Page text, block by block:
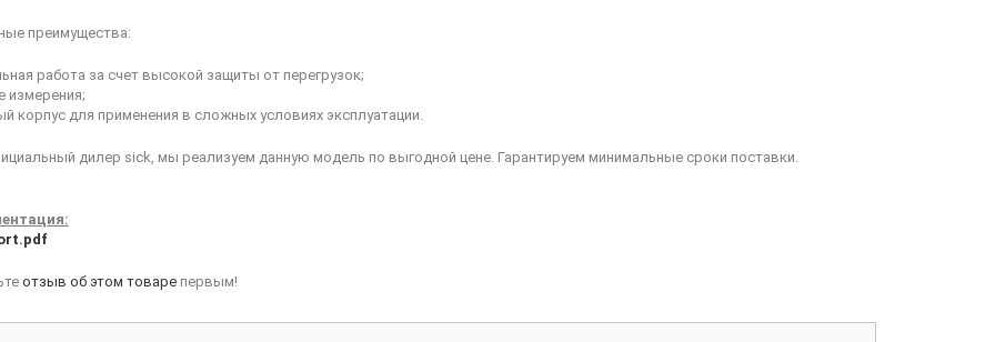
преимущества:
работа за счет высокой защиты от перегрузок;
измерения;
корпус для применения в сложных условиях эксплуатации.
дилер sick, мы реализуем данную модель по выгодной цене. Гарантируем минимальные сроки поставки.
отзыв об этом товаре первым!